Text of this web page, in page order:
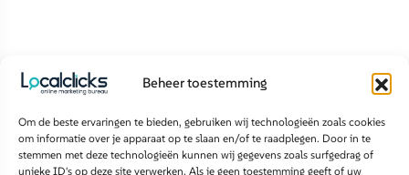
Beheer toestemming
Om de beste ervaringen te bieden, gebruiken wij technologieën zoals cookies
om informatie over je apparaat op te slaan en/of te raadplegen. Door in te
stemmen met deze technologieën kunnen wij gegevens zoals surfgedrag of
unieke ID's op deze site verwerken. Als je geen toestemming geeft of uw